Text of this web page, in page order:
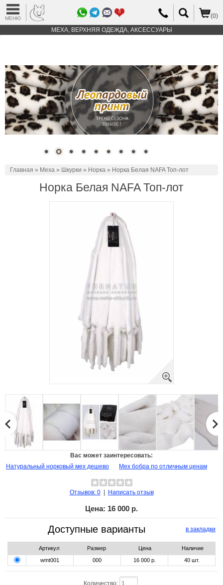
МЕНЮ
0
(0)
МЕХА, ВЕРХНЯЯ ОДЕЖДА, АКСЕССУАРЫ
Главная » Меха » Шкурки » Норка » Норка Белая NAFA Топ-лот
Норка Белая NAFA Топ-лот
Вас может заинтересовать:
Натуральный норковый мех дешево
Мех бобра по отличным ценам
Отзывов: 0| Написать отзыв
Цена: 16 000 р.
в закладки
Доступные варианты
Артикул Размер Цена
Наличие
wmt001
000 16 000 р. 40 шт.
Количество: